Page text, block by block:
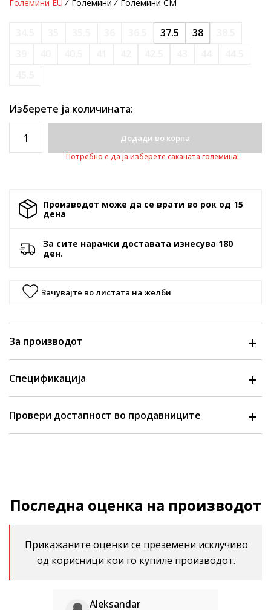
Големини EU Големини Големини CM
37.5 38
Изберете ја количината:
Додади во корпа
Потребно е да ја изберете саканата големина!
Производот може да се врати во рок од 15
денa
За сите нарачки доставата изнесува 180
ден.
Зачувајте во листата на желби
За производот
Спецификација
Провери достапност во продавниците
Последна оценка на производот
Прикажаните оценки се преземени исклучиво
од корисници кои го купиле производот.
Aleksandar